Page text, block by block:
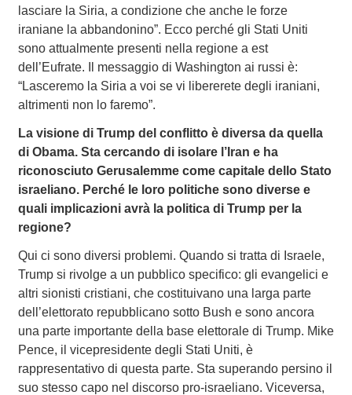
lasciare la Siria, a condizione che anche le forze
iraniane la abbandonino”. Ecco perché gli Stati Uniti
sono attualmente presenti nella regione a est
dell’Eufrate. Il messaggio di Washington ai russi è:
“Lasceremo la Siria a voi se vi libererete degli iraniani,
altrimenti non lo faremo”.
La visione di Trump del conflitto è diversa da quella
di Obama. Sta cercando di isolare l’Iran e ha
riconosciuto Gerusalemme come capitale dello Stato
israeliano. Perché le loro politiche sono diverse e
quali implicazioni avrà la politica di Trump per la
regione?
Qui ci sono diversi problemi. Quando si tratta di Israele,
Trump si rivolge a un pubblico specifico: gli evangelici e
altri sionisti cristiani, che costituivano una larga parte
dell’elettorato repubblicano sotto Bush e sono ancora
una parte importante della base elettorale di Trump. Mike
Pence, il vicepresidente degli Stati Uniti, è
rappresentativo di questa parte. Sta superando persino il
suo stesso capo nel discorso pro-israeliano. Viceversa,